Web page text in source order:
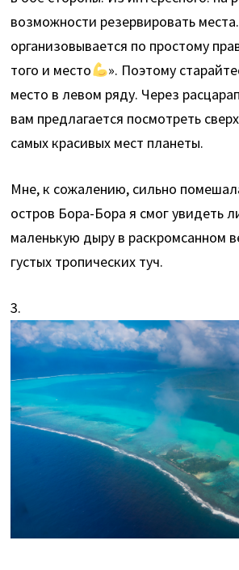
возможности резервировать
организовывается по простому
того и место
». Поэтому
место в левом ряду. Через
вам предлагается посмотреть
самых красивых мест планеты.
Мне, к сожалению, сильно
остров Бора-Бора я смог увидеть
маленькую дыру в раскромсанном
густых тропических туч.
3.